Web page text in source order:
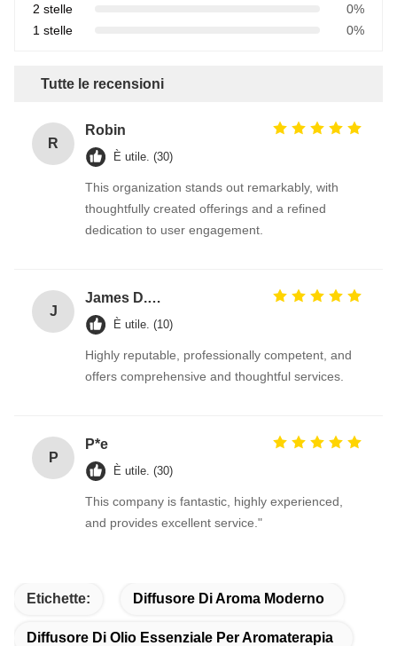
2 stelle
0%
1 stelle
0%
Tutte le recensioni
R
Robin
È utile. (30)
This organization stands out remarkably, with
thoughtfully created offerings and a refined
dedication to user engagement.
J
James D.Roberts
È utile. (10)
Highly reputable, professionally competent, and
offers comprehensive and thoughtful services.
P
P*e
È utile. (30)
This company is fantastic, highly experienced,
and provides excellent service."
Etichette: Diffusore Di Aroma Moderno
Diffusore Di Olio Essenziale Per Aromaterapia